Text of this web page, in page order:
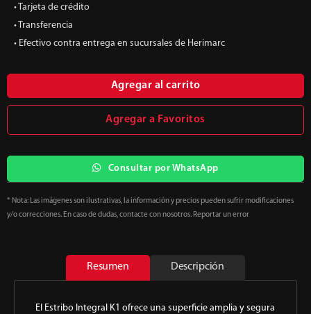
• Tarjeta de crédito
• Transferencia
• Efectivo contra entrega en sucursales de Herimarc
Agregar al carrito
Agregar a Favoritos
Consultar por WhatsApp
* Nota: Las imágenes son ilustrativas, la información y precios pueden sufrir modificaciones
y/o correcciones. En caso de dudas, contacte con nosotros. Reportar un error
Resumen Descripción
El Estribo Integral K1 ofrece una superficie amplia y segura